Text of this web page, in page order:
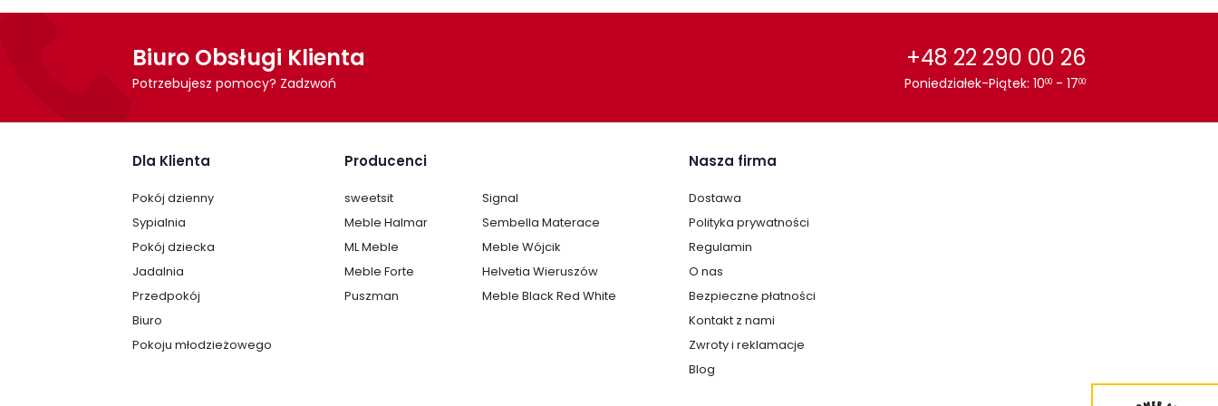
Biuro Obsługi Klienta
Potrzebujesz pomocy? Zadzwoń
+48 22 290 00 26
Poniedziałek-Piątek: 1000 - 1700
Dla Klienta
Pokój dzienny
Sypialnia
Pokój dziecka
Jadalnia
Przedpokój
Biuro
Pokoju młodzieżowego
Producenci
sweetsit
Signal
Meble Halmar
Sembella Materace
ML Meble
Meble Wójcik
Meble Forte
Helvetia Wieruszów
Puszman
Meble Black Red White
Nasza firma
Dostawa
Polityka prywatności
Regulamin
O nas
Bezpieczne płatności
Kontakt z nami
Zwroty i reklamacje
Blog